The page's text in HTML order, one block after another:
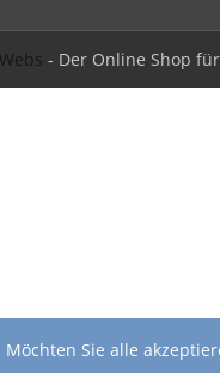
- Der Online Shop
Sie alle